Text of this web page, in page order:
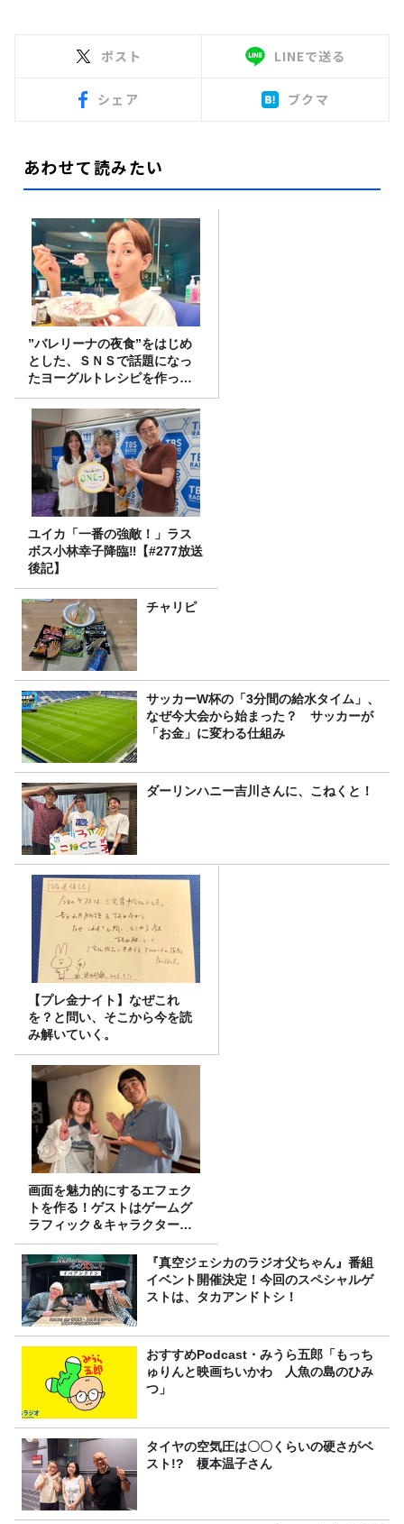
ポスト LINEで送る
シェア ブクマ
あわせて読みたい
”バレリーナの夜食”をはじめ
とした、ＳＮＳで話題になっ
たヨーグルトレシピを作って
みた！
ユイカ「一番の強敵！」ラス
ボス小林幸子降臨‼【#277放送
後記】
チャリピ
サッカーW杯の「3分間の給水タイム」、
なぜ今大会から始まった？ サッカーが
「お金」に変わる仕組み
ダーリンハニー吉川さんに、こねくと！
【プレ金ナイト】なぜこれ
を？と問い、そこから今を読
み解いていく。
画面を魅力的にするエフェク
トを作る！ゲストはゲームグ
ラフィック＆キャラクター専
攻の遠藤里桜さん！
『真空ジェシカのラジオ父ちゃん』番組
イベント開催決定！今回のスペシャルゲ
ストは、タカアンドトシ！
おすすめPodcast・みうら五郎「もっち
ゅりんと映画ちいかわ 人魚の島のひみ
つ」
タイヤの空気圧は〇〇くらいの硬さがベ
スト!? 榎本温子さん